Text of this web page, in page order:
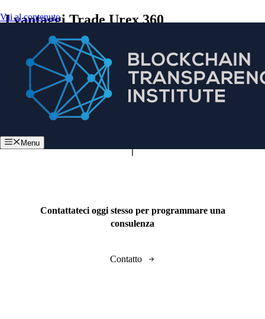
Vai al contenuto
Menu
I vantaggi Trade Urex 360
Contattateci oggi stesso per programmare una
consulenza
Contatto